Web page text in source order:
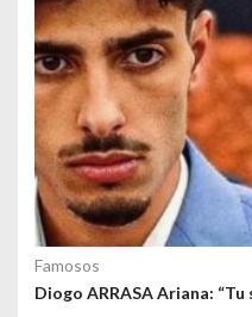
Famosos
Diogo ARRASA Ariana: